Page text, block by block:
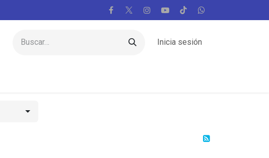
Inicia sesión